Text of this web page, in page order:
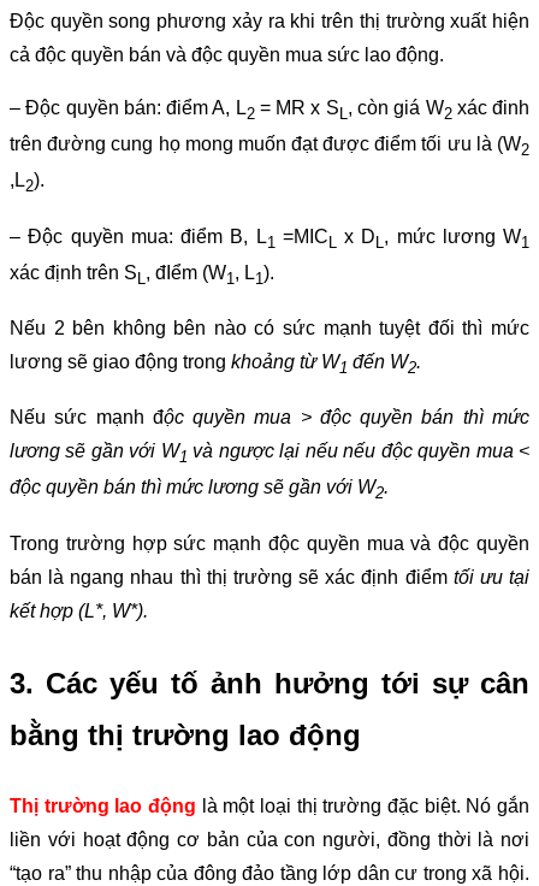
Độc quyền song phương xảy ra khi trên thị trường xuất hiện
cả độc quyền bán và độc quyền mua sức lao động.
– Độc quyền bán: điểm A, L2 = MR x S L, còn giá W2 xác đinh
trên đường cung họ mong muốn đạt được điểm tối ưu là (W2
,L2).
– Độc quyền mua: điểm B, L1 =MIC x D , mức lương W1
xác định trên S L, đIểm (W1, L1).
Nếu 2 bên không bên nào có sức mạnh tuyệt đối thì mức
lương sẽ giao động trong khoảng từ W1 đến W2.
Nếu sức mạnh độc quyền mua > độc quyền bán thì mức
lương sẽ gần với W1 và ngược lại nếu nếu độc quyền mua <
độc quyền bán thì mức lương sẽ gần với W2.
Trong trường hợp sức mạnh độc quyền mua và độc quyền
bán là ngang nhau thì thị trường sẽ xác định điểm tối ưu tại
kết hợp (L*, W*).
3. Các yếu tố ảnh hưởng tới sự cân
bằng thị trường lao động
Thị trường lao động là một loại thị trường đặc biệt. Nó gắn
liền với hoạt động cơ bản của con người, đồng thời là nơi
“tạo ra” thu nhập của đông đảo tầng lớp dân cư trong xã hội.